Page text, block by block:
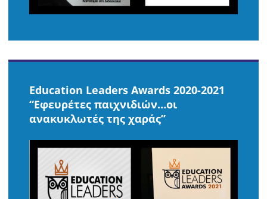
Education Leaders Awards 2020-2021
“Εφευρέτες παιχνιδιών…οι
ανακυκλωτές της χαράς”